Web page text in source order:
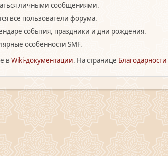
личными сообщениями.
все пользователи форума.
события, праздники и дни рождения.
особенности SMF.
в Wiki-документации. На странице Благодарности